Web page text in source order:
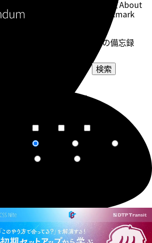
このブログについてAbout
Bookmark
ウェブデザイナーの備忘録
検索
選択してください